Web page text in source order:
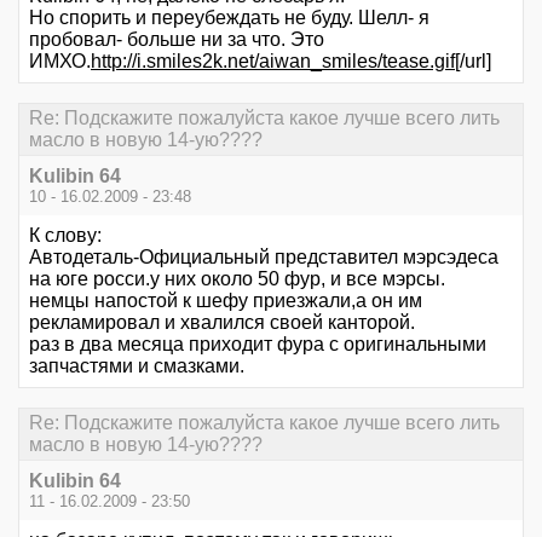
Но спорить и переубеждать не буду. Шелл- я
пробовал- больше ни за что. Это
ИМХО.http://i.smiles2k.net/aiwan_smiles/tease.gif[/url]
Re: Подскажите пожалуйста какое лучше всего лить
масло в новую 14-ую????
Kulibin 64
10 - 16.02.2009 - 23:48
К слову:
Автодеталь-Официальный представител мэрсэдеса
на юге росси.у них около 50 фур, и все мэрсы.
немцы напостой к шефу приезжали,а он им
рекламировал и хвалился своей канторой.
раз в два месяца приходит фура с оригинальными
запчастями и смазками.
Re: Подскажите пожалуйста какое лучше всего лить
масло в новую 14-ую????
Kulibin 64
11 - 16.02.2009 - 23:50